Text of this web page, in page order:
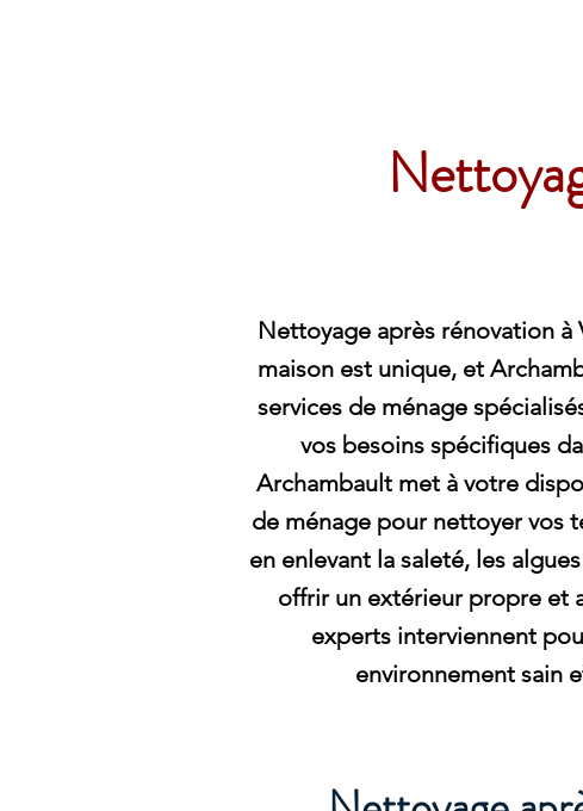
Nettoyage après rénovation à
maison est unique, et
services de ménage
vos besoins spécifiques
Archambault met à votre
de ménage pour nettoyer vos
en enlevant la saleté, les
offrir un extérieur propre et
experts interviennent
environnement sain